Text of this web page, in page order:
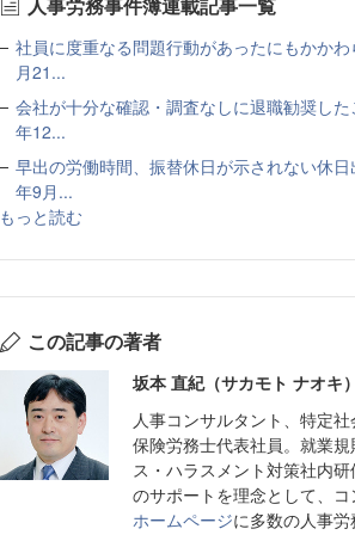
人事労務事件簿連載記事一覧
社員に度重なる問題行動があったにもかか
月21...
会社が十分な確認・調査なしに退職勧奨し
年12...
早出の労働時間、振替休日が示されない休
年9月...
もっと読む
この記事の著者
坂本 直紀（サカモト ナオキ）
人事コンサルタント、特定
保険労務士代表社員。就業
ス・ハラスメント対策社内
のサポートを理念として、コ
ホームページに多数の人事